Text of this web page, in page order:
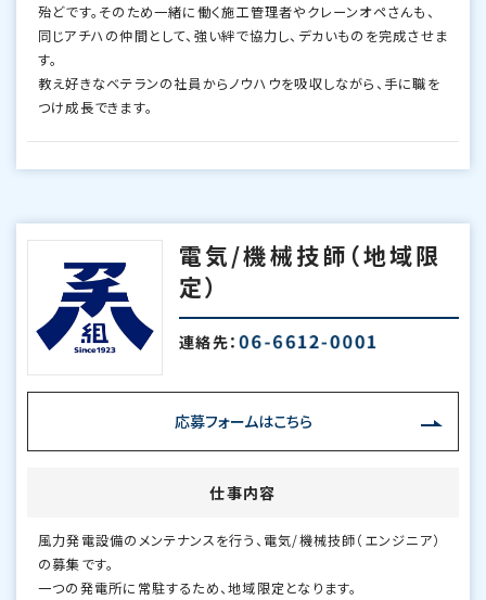
殆どです。そのため一緒に働く施工管理者やクレーンオペさんも、
同じアチハの仲間として、強い絆で協力し、デカいものを完成させま
す。
教え好きなベテランの社員からノウハウを吸収しながら、手に職を
つけ成長できます。
電気/機械技師（地域限
定）
連絡先：
応募フォームはこちら
仕事内容
風力発電設備のメンテナンスを行う、電気/機械技師（エンジニア）
の募集です。
一つの発電所に常駐するため、地域限定となります。